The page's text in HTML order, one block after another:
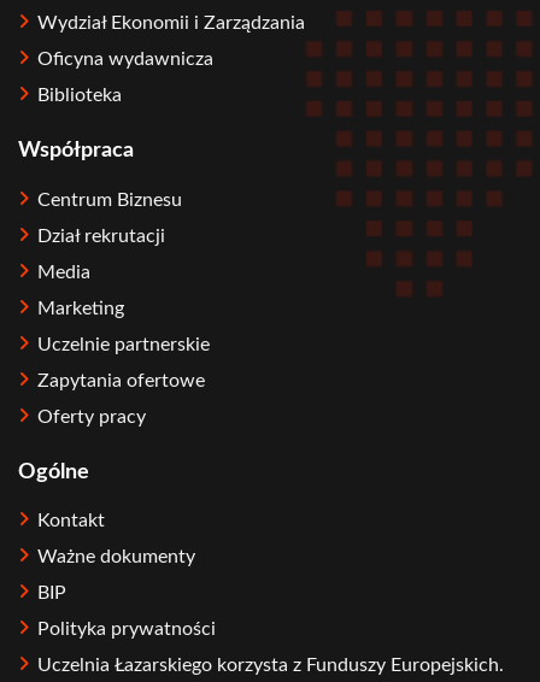
Wydział Ekonomii i Zarządzania
Oficyna wydawnicza
Biblioteka
Współpraca
Centrum Biznesu
Dział rekrutacji
Media
Marketing
Uczelnie partnerskie
Zapytania ofertowe
Oferty pracy
Ogólne
Kontakt
Ważne dokumenty
BIP
Polityka prywatności
Uczelnia Łazarskiego korzysta z Funduszy Europejskich.